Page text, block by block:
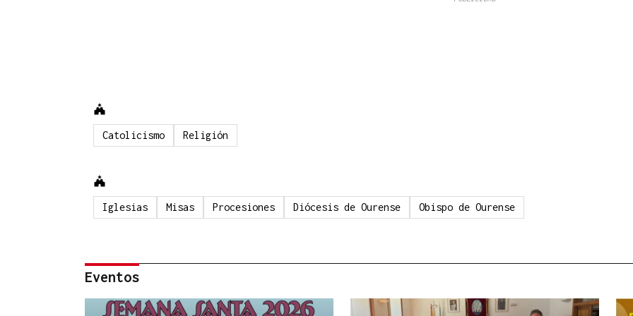
Catolicismo Religión
Iglesias Misas Procesiones Diócesis de Ourense Obispo de Ourense
Eventos